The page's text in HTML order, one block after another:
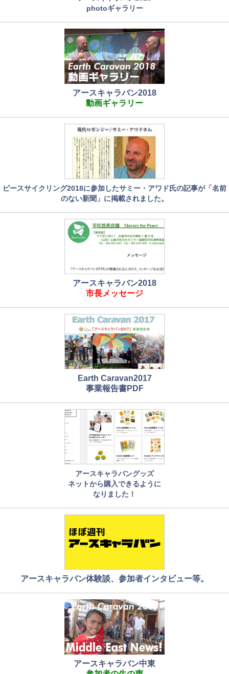
photoギャラリー
アースキャラバン2018
動画ギャラリー
ピースサイクリング2018に参加したサミー・アワド氏の記事が「名前
のない新聞」に掲載されました。
アースキャラバン2018
市長メッセージ
Earth Caravan2017
事業報告書PDF
アースキャラバングッズ
ネットから購入できるように
なりました！
アースキャラバン体験談、参加者インタビュー等。
アースキャラバン中東